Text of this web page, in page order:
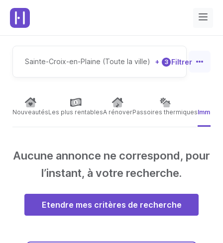
Sainte-Croix-en-Plaine (Toute la ville) + 3 Filtrer
NouveautésLes plus rentablesA rénoverPassoires thermiques
Aucune annonce ne correspond, pour
l’instant, à votre recherche.
Etendre mes critères de recherche